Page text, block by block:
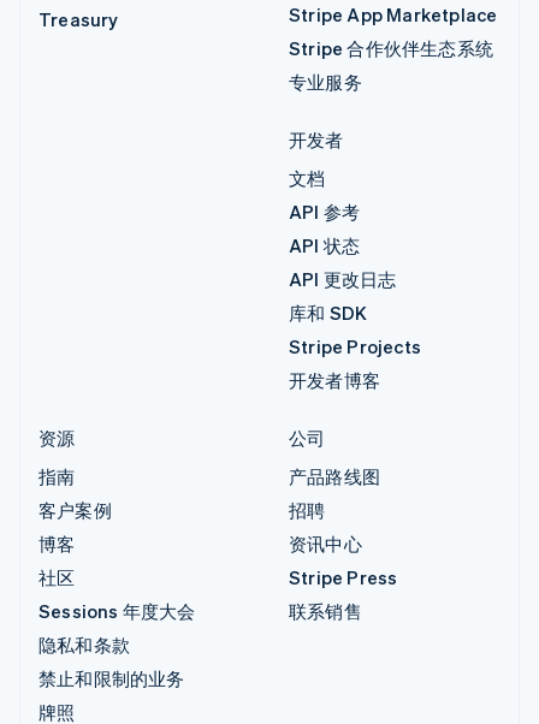
Treasury
Stripe App Marketplace
Stripe 合作伙伴生态系统
专业服务
开发者
文档
API 参考
API 状态
API 更改日志
库和 SDK
Stripe Projects
开发者博客
资源
指南
客户案例
博客
社区
Sessions 年度大会
隐私和条款
禁止和限制的业务
牌照
公司
产品路线图
招聘
资讯中心
Stripe Press
联系销售